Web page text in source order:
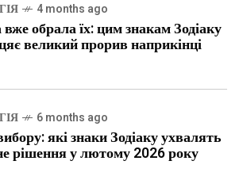
4 months ago
обрала їх: цим знакам Зодіаку
великий прорив наприкінці
6 months ago
які знаки Зодіаку ухвалять
рішення у лютому 2026 року